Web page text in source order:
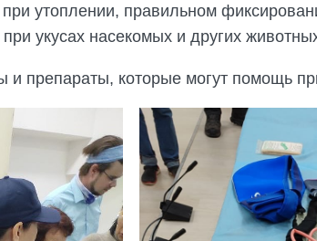
утоплении, правильном
укусах насекомых и других
препараты, которые могут помощь